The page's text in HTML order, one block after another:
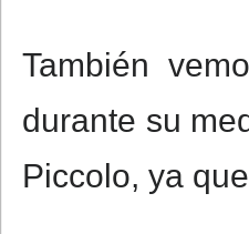
También
durante su
Piccolo, ya